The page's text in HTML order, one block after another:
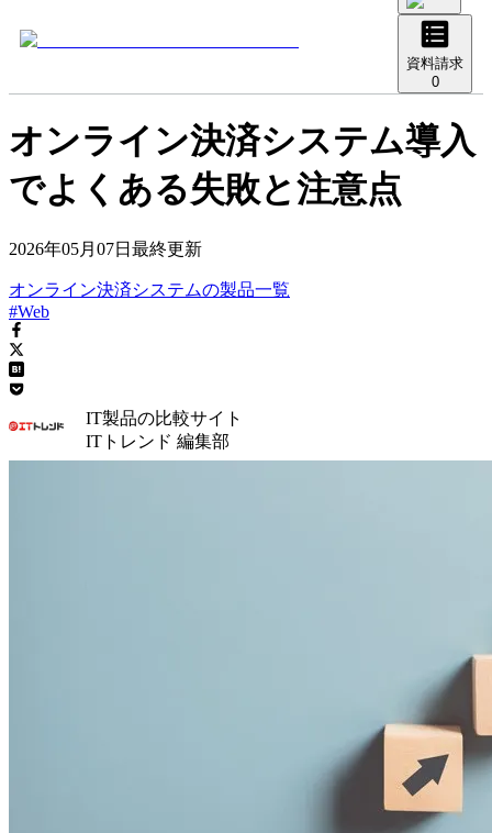
資料請求
0
オンライン決済システム導入
でよくある失敗と注意点
2026年05月07日 最終更新
オンライン決済システムの製品一覧
#Web
IT製品の比較サイト
ITトレンド 編集部